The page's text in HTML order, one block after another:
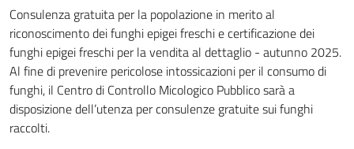
Consulenza gratuita per la popolazione in merito al
riconoscimento dei funghi epigei freschi e certificazione dei
funghi epigei freschi per la vendita al dettaglio - autunno 2025.
Al fine di prevenire pericolose intossicazioni per il consumo di
funghi, il Centro di Controllo Micologico Pubblico sarà a
disposizione dell’utenza per consulenze gratuite sui funghi
raccolti.